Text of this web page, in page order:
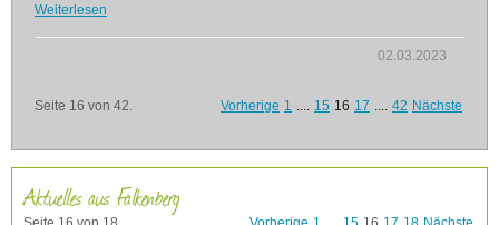
Weiterlesen
02.03.2023
Seite 16 von 42. Vorherige 1 .... 15 16 17 .... 42 Nächste
Aktuelles aus Falkenberg